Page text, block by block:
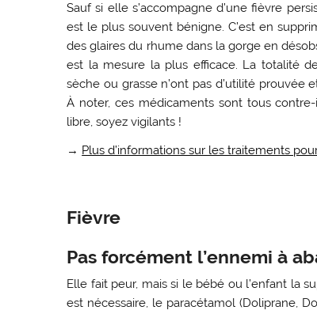
Sauf si elle s’accompagne d’une fièvre
est le plus souvent bénigne. C’est en
des glaires du rhume dans la gorge en
est la mesure la plus efficace. La totalité
sèche ou grasse n’ont pas d’utilité prouvée
À noter, ces médicaments sont tous
libre, soyez vigilants !
→ Plus d’informations sur les traitements
Fièvre
Pas forcément l’ennemi à
Elle fait peur, mais si le bébé ou l’enfant la
est nécessaire, le paracétamol (Doliprane,